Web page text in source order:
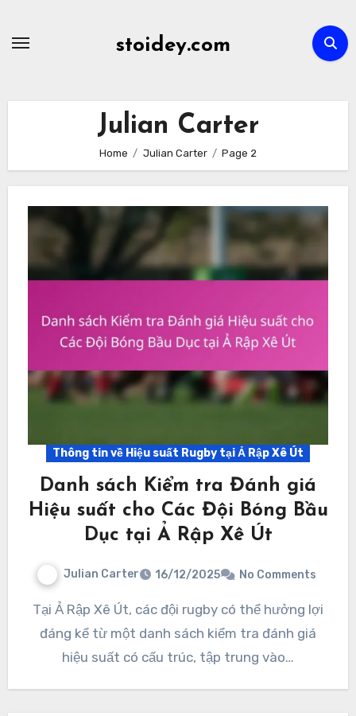
stoidey.com
Julian Carter
Home Julian Carter Page 2
Thông tin về Hiệu suất Rugby tại Ả Rập Xê Út
Danh sách Kiểm tra Đánh giá
Hiệu suất cho Các Đội Bóng Bầu
Dục tại Ả Rập Xê Út
Julian Carter 16/12/2025 No Comments
Tại Ả Rập Xê Út, các đội rugby có thể hưởng lợi
đáng kể từ một danh sách kiểm tra đánh giá
hiệu suất có cấu trúc, tập trung vào…